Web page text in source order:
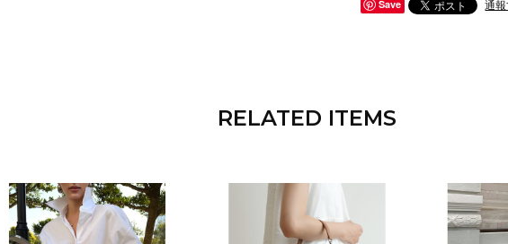
Save 通
RELATED ITEMS